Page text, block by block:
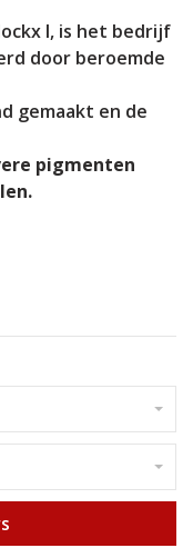
I, is het bedrijf
door beroemde
gemaakt en de
pigmenten